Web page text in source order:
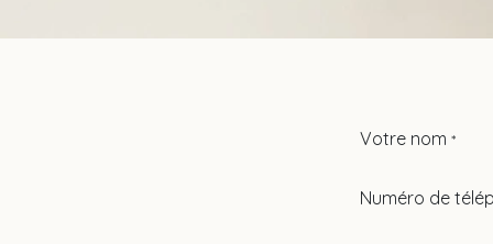
Votre nom *
Numéro de